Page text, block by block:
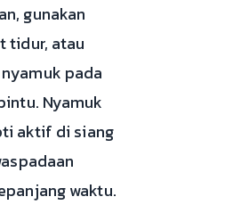
gunakan
tidur, atau
pada
Nyamuk
aktif di siang
waktu.